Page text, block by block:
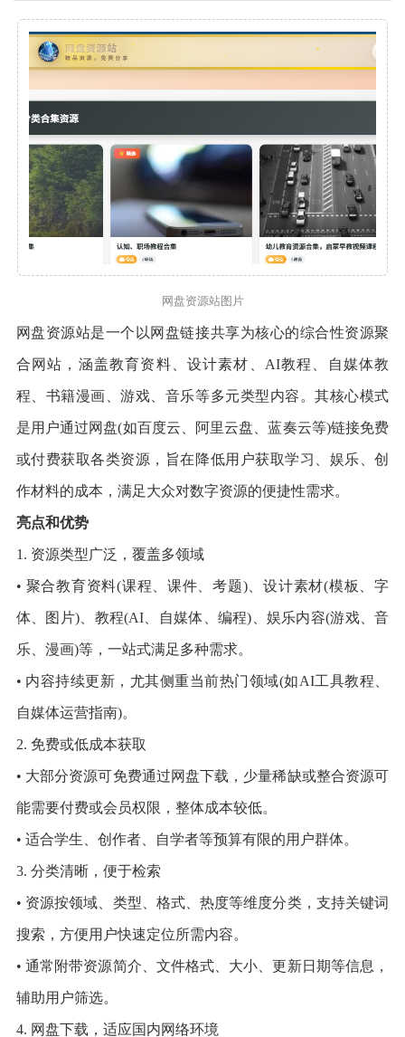
网盘资源站图片
网盘资源站是一个以网盘链接共享为核心的综合性资源聚
合网站，涵盖教育资料、设计素材、AI教程、自媒体教
程、书籍漫画、游戏、音乐等多元类型内容。其核心模式
是用户通过网盘(如百度云、阿里云盘、蓝奏云等)链接免费
或付费获取各类资源，旨在降低用户获取学习、娱乐、创
作材料的成本，满足大众对数字资源的便捷性需求。
亮点和优势
1. 资源类型广泛，覆盖多领域
• 聚合教育资料(课程、课件、考题)、设计素材(模板、字
体、图片)、教程(AI、自媒体、编程)、娱乐内容(游戏、音
乐、漫画)等，一站式满足多种需求。
• 内容持续更新，尤其侧重当前热门领域(如AI工具教程、
自媒体运营指南)。
2. 免费或低成本获取
• 大部分资源可免费通过网盘下载，少量稀缺或整合资源可
能需要付费或会员权限，整体成本较低。
• 适合学生、创作者、自学者等预算有限的用户群体。
3. 分类清晰，便于检索
• 资源按领域、类型、格式、热度等维度分类，支持关键词
搜索，方便用户快速定位所需内容。
• 通常附带资源简介、文件格式、大小、更新日期等信息，
辅助用户筛选。
4. 网盘下载，适应国内网络环境